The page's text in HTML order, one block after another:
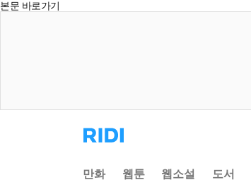
본문 바로가기
리
디
으
로
만화 웹툰 웹소설 도서